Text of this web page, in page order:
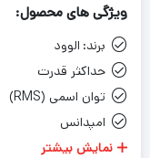
ویژگی های محصول:
برند: الوود
حداکثر قدرت
توان اسمی (RMS)
امپدانس
حساسیت
نمایش بیشتر